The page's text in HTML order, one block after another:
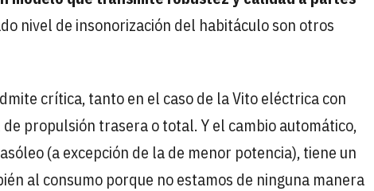
nivel de insonorización del habitáculo son otros
crítica, tanto en el caso de la Vito eléctrica con
propulsión trasera o total. Y el cambio automático,
(a excepción de la de menor potencia), tiene un
al consumo porque no estamos de ninguna manera